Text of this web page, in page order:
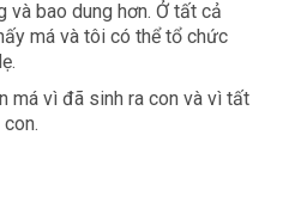
và bao dung hơn. Ở tất cả
má và tôi có thể tổ chức
má vì đã sinh ra con và vì tất